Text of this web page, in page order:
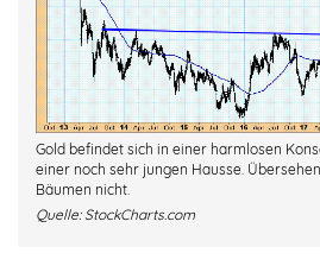
Gold befindet sich in einer harmlosen
einer noch sehr jungen Hausse.
Bäumen nicht.
Quelle: StockCharts.com